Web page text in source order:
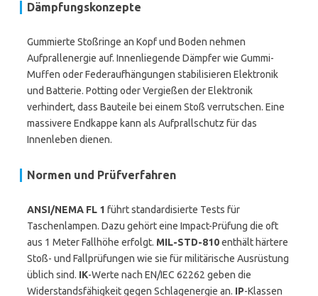
Dämpfungskonzepte
Gummierte Stoßringe an Kopf und Boden nehmen
Aufprallenergie auf. Innenliegende Dämpfer wie Gummi-
Muffen oder Federaufhängungen stabilisieren Elektronik
und Batterie. Potting oder Vergießen der Elektronik
verhindert, dass Bauteile bei einem Stoß verrutschen. Eine
massivere Endkappe kann als Aufprallschutz für das
Innenleben dienen.
Normen und Prüfverfahren
ANSI/NEMA FL 1 führt standardisierte Tests für
Taschenlampen. Dazu gehört eine Impact-Prüfung die oft
aus 1 Meter Fallhöhe erfolgt. MIL-STD-810enthält härtere
Stoß- und Fallprüfungen wie sie für militärische Ausrüstung
üblich sind. IK-Werte nach EN/IEC 62262 geben die
Widerstandsfähigkeit gegen Schlagenergie an. IP-Klassen